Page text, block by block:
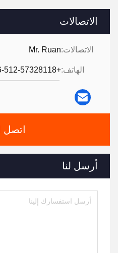
الاتصالات
الاتصالات:Mr. Ruan
الهاتف:+86-512-57328118
اتصل
أرسل لنا